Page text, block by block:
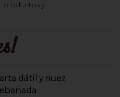
productos y
dátil y nuez